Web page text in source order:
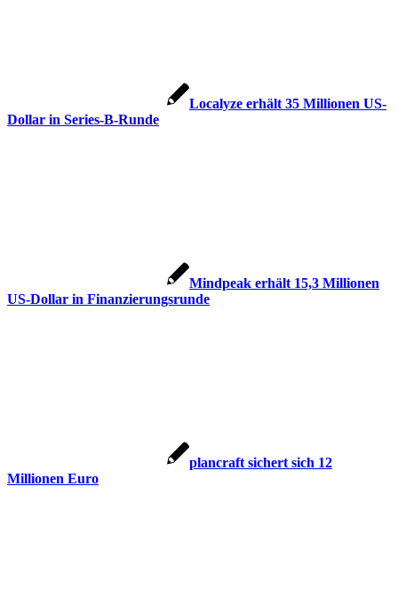
Localyze erhält 35 Millionen US-
Dollar in Series-B-Runde
Mindpeak erhält 15,3 Millionen
US-Dollar in Finanzierungsrunde
plancraft sichert sich 12
Millionen Euro